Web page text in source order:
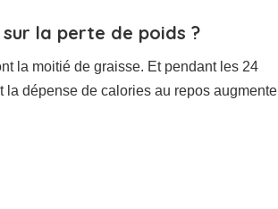
la perte de poids ?
la moitié de graisse. Et pendant les 24
la dépense de calories au repos augmente